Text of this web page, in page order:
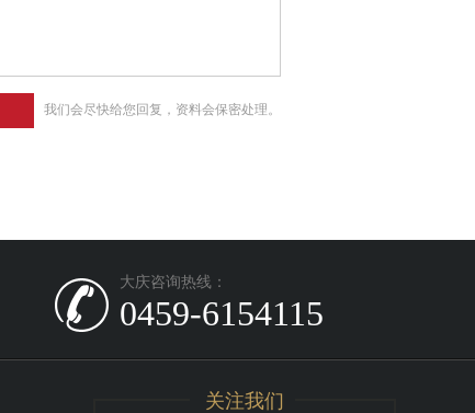
我们会尽快给您回复，资料会保密处理。
大庆咨询热线：
0459-6154115
关注我们